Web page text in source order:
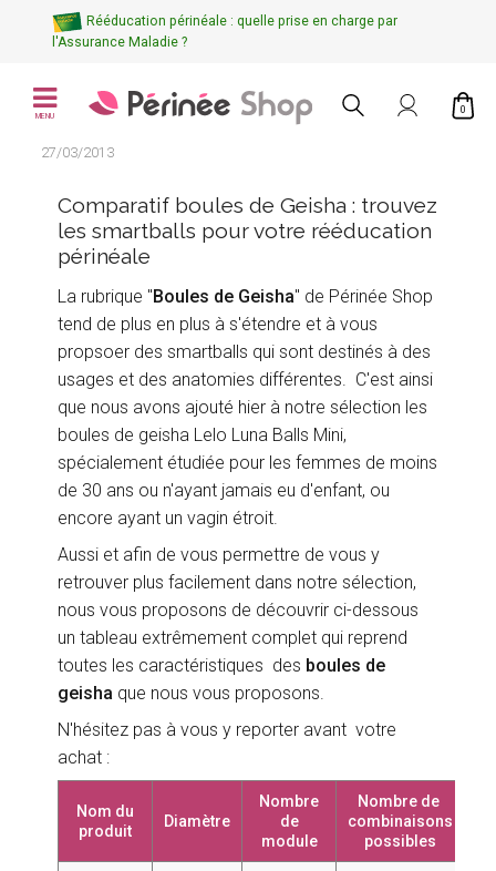
Rééducation périnéale : quelle prise en charge par
l'Assurance Maladie ?
MENU
0
27/03/2013
Comparatif boules de Geisha : trouvez
les smartballs pour votre rééducation
périnéale
La rubrique "Boules de Geisha" de Périnée Shop
tend de plus en plus à s'étendre et à vous
propsoer des smartballs qui sont destinés à des
usages et des anatomies différentes. C'est ainsi
que nous avons ajouté hier à notre sélection les
boules de geisha Lelo Luna Balls Mini,
spécialement étudiée pour les femmes de moins
de 30 ans ou n'ayant jamais eu d'enfant, ou
encore ayant un vagin étroit.
Aussi et afin de vous permettre de vous y
retrouver plus facilement dans notre sélection,
nous vous proposons de découvrir ci-dessous
un tableau extrêmement complet qui reprend
toutes les caractéristiques des boules de
geisha que nous vous proposons.
N'hésitez pas à vous y reporter avant votre
achat :
Nom du
produit
Diamètre
Nombre
de
module
Nombre de
combinaisons
possibles